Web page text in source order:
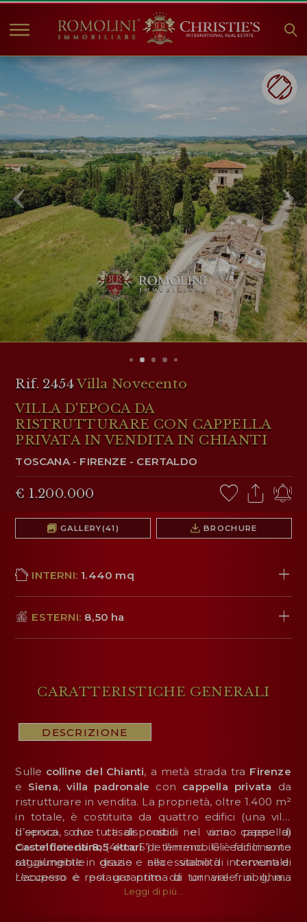
COLLEZIONI
COMPANY
CHRISTIE'S
CONTATTI
Valuta:
€ $ £
Lingua:
WISHLIST (0)
Rif. 2454 Villa Novecento
VILLA D'EPOCA DA
RISTRUTTURARE CON CAPPELLA
PRIVATA IN VENDITA IN CHIANTI
TOSCANA- FIRENZE - CERTALDO
€ 1.200.000
GALLERY(41) BROCHURE
INTERNI: 1.440 mq
ESTERNI: 8,50 ha
CARATTERISTICHE GENERALI
DESCRIZIONE
Sulle colline del Chianti, a metà strada tra Firenze
e Siena,villa padronale con cappella privata da
ristrutturare in vendita. La proprietà, oltre 1.400 m²
in totale, è costituita da quattro edifici (una villa
d’epoca, due casali rustici e una cappella)
circondati da8,5 ettaridi terreno. Gli edifici sono
attualmente in disuso e necessitano di interventi di
recupero e restauro prima di tornare fruibili, ma
sarebbero molto adatti per l’avvio di un’
I servizi sono tutti disponibili nel vicino paese di
Castelfiorentino(4km; 5’) e l’immobile è facilmente
raggiungibile grazie alla viabilità comunale.
L’accesso è poi garantito da un viale in ghiaia
alberato (in ottime condizioni di manutenzione). La
Leggi di più...